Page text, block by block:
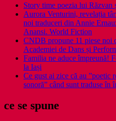
Story time poezia lui
Aurora Venturini, revelația
noi traduceri din Annie
Anansi. World Fiction
CNDB propune 11 piese noi
Academiei de Dans și
Familia ne aduce împreună!
la Iași
Ce gust ai zice că au ”poetic
sonoră” când sunt traduse în
ce se spune